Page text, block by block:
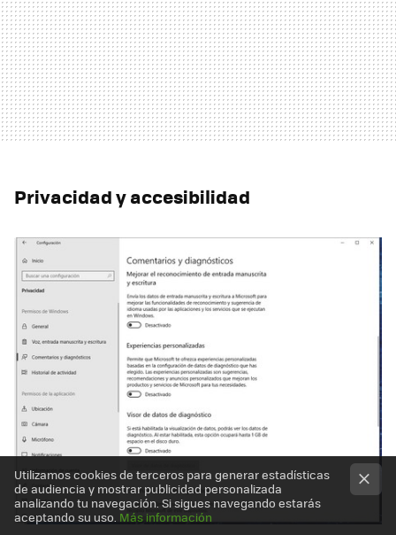
Privacidad y accesibilidad
Utilizamos cookies de terceros para generar estadísticas
de audiencia y mostrar publicidad personalizada
analizando tu navegación. Si sigues navegando estarás
aceptando su uso. Más información